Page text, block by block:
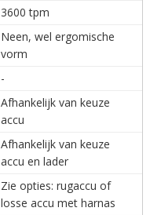
3600 tpm
Neen, wel ergomische
vorm
-
Afhankelijk van keuze
accu
Afhankelijk van keuze
accu en lader
Zie opties: rugaccu of
losse accu met harnas